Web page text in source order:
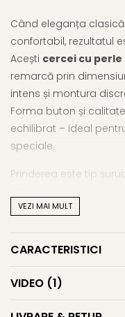
Când eleganța
confortabil, rezultatul
Acești cercei cu perle
remarcă prin
intens și montura
Forma buton și
echilibrat – ideal
speciale.
Prinderea este tip
sensibile. Acești
impact, dar purtabile
explorează și alte
VEZI MAI MULT
CARACTERISTICI
VIDEO (1)